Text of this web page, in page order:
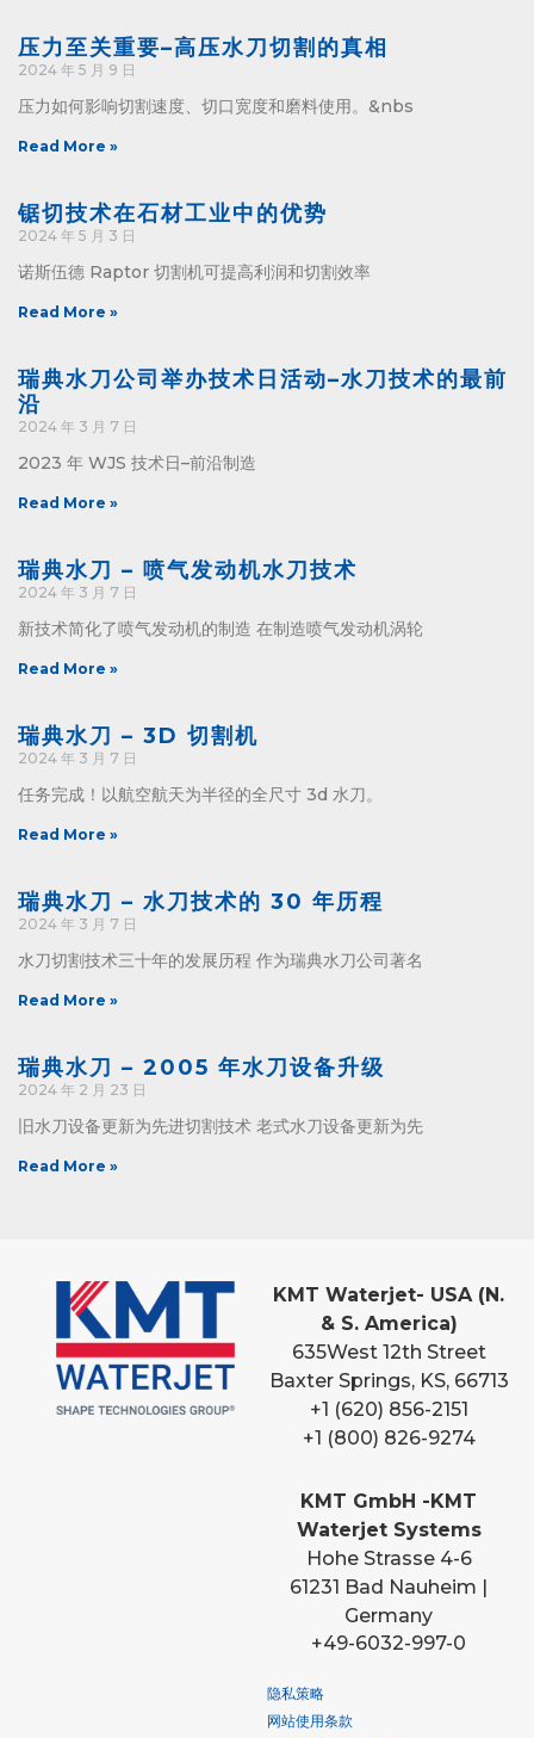
压力至关重要–高压水刀切割的真相
2024 年 5 月 9 日
压力如何影响切割速度、切口宽度和磨料使用。&nbs
Read More »
锯切技术在石材工业中的优势
2024 年 5 月 3 日
诺斯伍德 Raptor 切割机可提高利润和切割效率
Read More »
瑞典水刀公司举办技术日活动–水刀技术的最前
沿
2024 年 3 月 7 日
2023 年 WJS 技术日–前沿制造
Read More »
瑞典水刀 – 喷气发动机水刀技术
2024 年 3 月 7 日
新技术简化了喷气发动机的制造 在制造喷气发动机涡轮
Read More »
瑞典水刀 – 3D 切割机
2024 年 3 月 7 日
任务完成！以航空航天为半径的全尺寸 3d 水刀。
Read More »
瑞典水刀 – 水刀技术的 30 年历程
2024 年 3 月 7 日
水刀切割技术三十年的发展历程 作为瑞典水刀公司著名
Read More »
瑞典水刀 – 2005 年水刀设备升级
2024 年 2 月 23 日
旧水刀设备更新为先进切割技术 老式水刀设备更新为先
Read More »
KMT Waterjet- USA (N.
& S. America)
635West 12th Street
Baxter Springs, KS, 66713
+1 (620) 856-2151
+1 (800) 826-9274
KMT GmbH -KMT
Waterjet Systems
Hohe Strasse 4-6
61231 Bad Nauheim |
Germany
+49-6032-997-0
隐私策略
网站使用条款